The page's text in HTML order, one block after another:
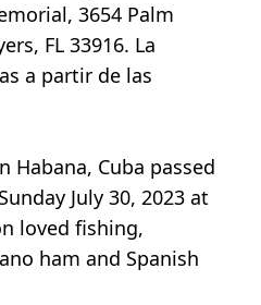
3654 Palm
FL 33916. La
a partir de las
Habana, Cuba passed
July 30, 2023 at
loved fishing,
ham and Spanish